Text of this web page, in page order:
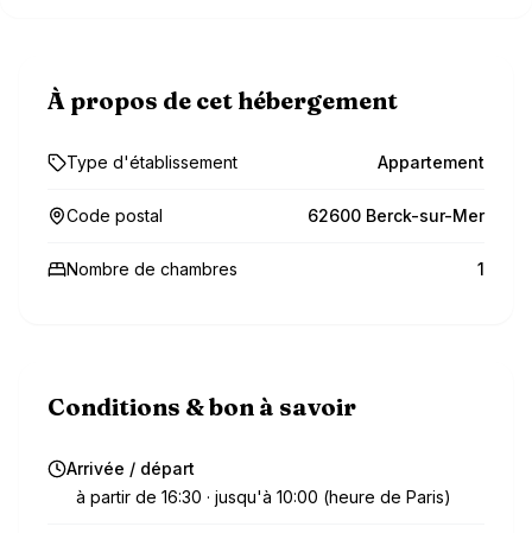
À propos de cet hébergement
Type d'établissement Appartement
Code postal 62600 Berck-sur-Mer
Nombre de chambres 1
Conditions & bon à savoir
Arrivée / départ
à partir de 16:30 · jusqu'à 10:00 (heure de Paris)